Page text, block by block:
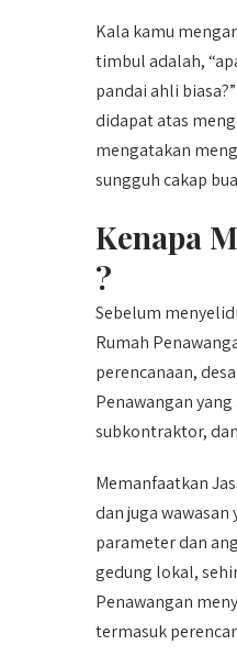
Kala kamu
timbul adalah,
pandai ahli
didapat atas
mengatakan
sungguh cakap
Kenapa
?
Sebelum
Rumah
perencanaan,
Penawangan
subkontraktor,
Memanfaatkan
dan juga
parameter dan
gedung lokal,
Penawangan
termasuk